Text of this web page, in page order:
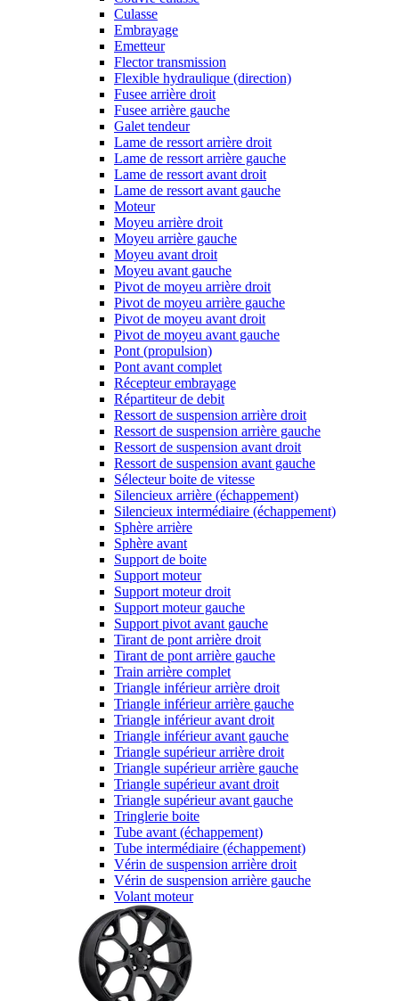
Culasse
Embrayage
Emetteur
Flector transmission
Flexible hydraulique (direction)
Fusee arrière droit
Fusee arrière gauche
Galet tendeur
Lame de ressort arrière droit
Lame de ressort arrière gauche
Lame de ressort avant droit
Lame de ressort avant gauche
Moteur
Moyeu arrière droit
Moyeu arrière gauche
Moyeu avant droit
Moyeu avant gauche
Pivot de moyeu arrière droit
Pivot de moyeu arrière gauche
Pivot de moyeu avant droit
Pivot de moyeu avant gauche
Pont (propulsion)
Pont avant complet
Récepteur embrayage
Répartiteur de debit
Ressort de suspension arrière droit
Ressort de suspension arrière gauche
Ressort de suspension avant droit
Ressort de suspension avant gauche
Sélecteur boite de vitesse
Silencieux arrière (échappement)
Silencieux intermédiaire (échappement)
Sphère arrière
Sphère avant
Support de boite
Support moteur
Support moteur droit
Support moteur gauche
Support pivot avant gauche
Tirant de pont arrière droit
Tirant de pont arrière gauche
Train arrière complet
Triangle inférieur arrière droit
Triangle inférieur arrière gauche
Triangle inférieur avant droit
Triangle inférieur avant gauche
Triangle supérieur arrière droit
Triangle supérieur arrière gauche
Triangle supérieur avant droit
Triangle supérieur avant gauche
Tringlerie boite
Tube avant (échappement)
Tube intermédiaire (échappement)
Vérin de suspension arrière droit
Vérin de suspension arrière gauche
Volant moteur